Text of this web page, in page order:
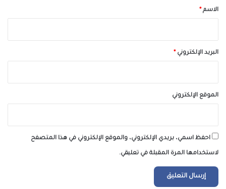
*الاسم*
البريد الإلكتروني*
الموقع الإلكتروني
احفظ اسمي، بريدي الإلكتروني، والموقع الإلكتروني في هذا المتصفح
لاستخدامها المرة المقبلة في تعليقي.